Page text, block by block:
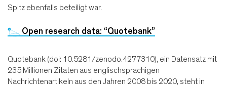
Spitz ebenfalls beteiligt war.
Open research data: “Quotebank”
Quotebank (doi: 10.5281/zenodo.4277310), ein Datensatz mit
235 Millionen Zitaten aus englischsprachigen
Nachrichtenartikeln aus den Jahren 2008 bis 2020, steht in